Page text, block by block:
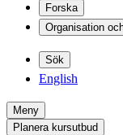
Forska
Organisation
Sök
English
Meny
Planera kursutbud